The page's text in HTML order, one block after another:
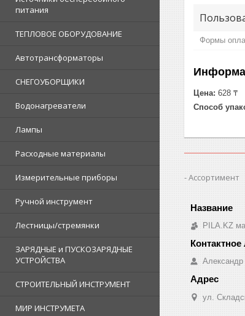
питания
ТЕПЛОВОЕ ОБОРУДОВАНИЕ
Автотрансформаторы
СНЕГОУБОРЩИКИ
Водонагреватели
Лампы
Расходные материалы
Измерительные приборы
Ручной инструмент
Лестницы/стремянки
ЗАРЯДНЫЕ и ПУСКОЗАРЯДНЫЕ
УСТРОЙСТВА
СТРОИТЕЛЬНЫЙ ИНСТРУМЕНТ
МИР ИНСТРУМЕТА
Формы
Цена: 628 ₸
Способ
Ассортимент
PILA.KZ
ул.